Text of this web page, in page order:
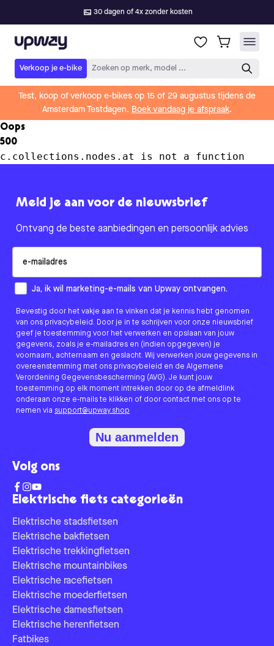
30 dagen of 4x zonder kosten
Upway
Verkoop je e-bike Zoeken op merk, model ...
Test, koop of verkoop e-bikes op 15 of 29 augustus tijdens de
Amsterdam Testdagen. Boek vandaag je afspraak.
Oops
500
c.collections.nodes.at is not a function
Elektrische fiets categorieën
Elektrische stadsfietsen
Elektrische bakfietsen
Elektrische trekkingfietsen
Elektrische mountainbikes
Elektrische racefietsen
Elektrische moederfietsen
Elektrische damesfietsen
Elektrische herenfietsen
Fatbikes
Meld je aan voor de nieuwsbrief
Ontvang de beste aanbiedingen en persoonlijk advies
How would you like to hear from us?
Ja, ik wil marketing-e-mails van Upway ontvangen.
Bevestig door het vakje aan te vinken dat je kennis hebt genomen
van ons privacybeleid. Door je in te schrijven voor onze nieuwsbrief
geef je toestemming voor het verwerken en opslaan van jouw
gegevens, zoals je e-mailadres en (indien opgegeven) je
voornaam, achternaam en geslacht. Wij verwerken jouw gegevens in
overeenstemming met ons privacybeleid en de Algemene
Verordening Gegevensbescherming (AVG). Je kunt jouw
toestemming op elk moment intrekken door op de afmeldlink
onderaan onze e-mails te klikken of door contact met ons op te
nemen via support@upway.shop
Nu aanmelden
Volg ons